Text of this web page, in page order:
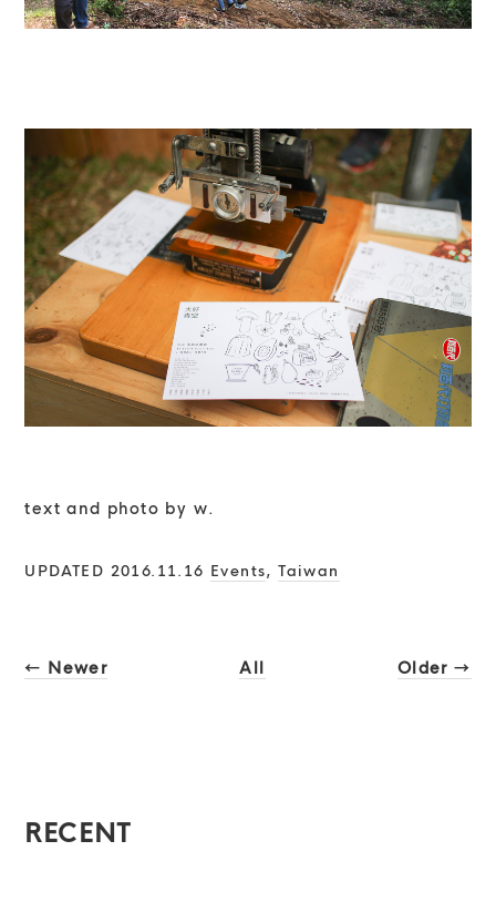
text and photo by w.
UPDATED 2016.11.16 Events,Taiwan
Older →
← Newer All
RECENT